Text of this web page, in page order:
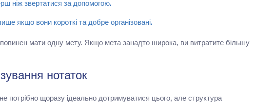
ніж звертатися за допомогою.
якщо вони короткі та добре організовані.
мати одну мету. Якщо мета занадто широка, ви витратите більшу
нотаток
потрібно щоразу ідеально дотримуватися цього, але структура